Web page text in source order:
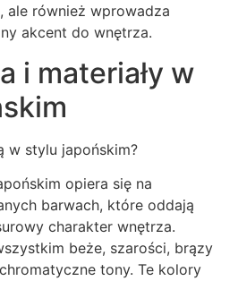
ale również wprowadza
akcent do wnętrza.
i materiały w
w stylu japońskim?
opiera się na
barwach, które oddają
charakter wnętrza.
beże, szarości, brązy
tony. Te kolory